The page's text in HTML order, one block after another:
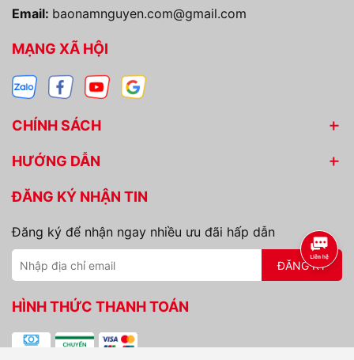
Email: baonamnguyen.com@gmail.com
MẠNG XÃ HỘI
CHÍNH SÁCH
HƯỚNG DẪN
ĐĂNG KÝ NHẬN TIN
Đăng ký để nhận ngay nhiều ưu đãi hấp dẫn
ĐĂNG KÝ
HÌNH THỨC THANH TOÁN